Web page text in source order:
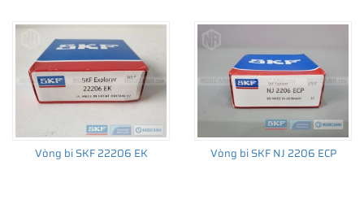
Giá bán và nơi bán Phớt chắn dầu SKF chính hãng uy
tín
Để có báo giá Phớt SKF 30x47x10 HMSA10 RG tốt nhất, hãy liên
Distributor
Vòng bi SKF 22206 EK Vòng bi SKF NJ 2206 ECP